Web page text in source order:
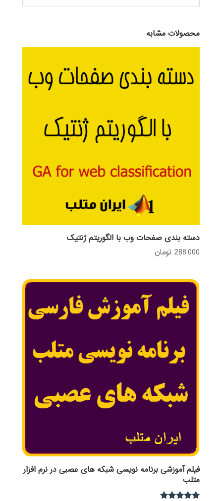
محصولات مشابه
دسته بندی صفحات وب با الگوریتم ژنتیک
288,000 تومان
فیلم آموزشی برنامه نویسی شبکه های عصبی در نرم افزار
متلب